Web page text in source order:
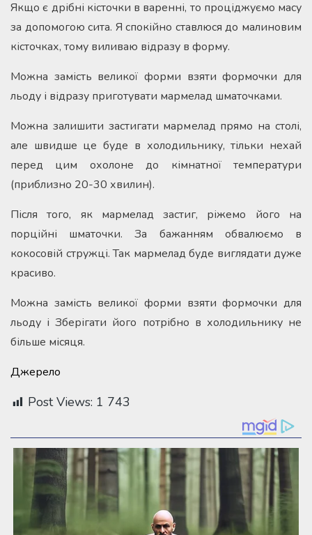
Якщо є дрібні кісточки в варенні, то проціджуємо масу
за допомогою сита. Я спокійно ставлюся до малиновим
кісточках, тому виливаю відразу в форму.
Можна замість великої форми взяти формочки для
льоду і відразу приготувати мармелад шматочками.
Можна залишити застигати мармелад прямо на столі,
але швидше це буде в холодильнику, тільки нехай
перед цим охолоне до кімнатної температури
(приблизно 20-30 хвилин).
Після того, як мармелад застиг, ріжемо його на
порційні шматочки. За бажанням обвалюємо в
кокосовій стружці. Так мармелад буде виглядати дуже
красиво.
Можна замість великої форми взяти формочки для
льоду і Зберігати його потрібно в холодильнику не
більше місяця.
Джерело
Post Views: 1 743